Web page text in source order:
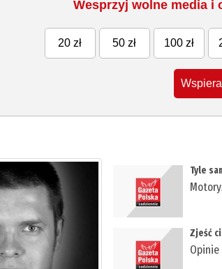
Wesprzyj wolne media i
20 zł 50 zł 100 zł
Tyle
Zjeść
Opinie